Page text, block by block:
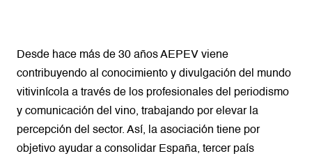
Desde hace más de 30 años AEPEV viene
contribuyendo al conocimiento y divulgación del mundo
vitivinícola a través de los profesionales del periodismo
y comunicación del vino, trabajando por elevar la
percepción del sector. Así, la asociación tiene por
objetivo ayudar a consolidar España, tercer país